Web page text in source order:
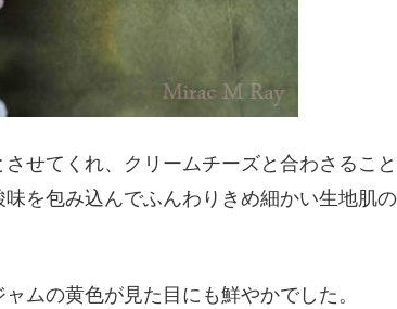
せてくれ、クリームチーズと合わさるこ
を包み込んでふんわりきめ細かい生地肌
ムの黄色が見た目にも鮮やかでした。